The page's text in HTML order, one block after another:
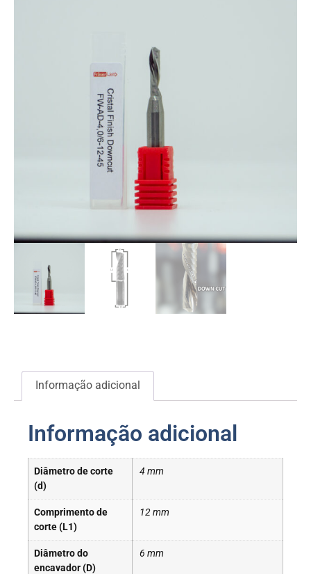
Informação adicional
Informação adicional
Diâmetro de corte
(d)
4 mm
Comprimento de
corte (L1)
12 mm
Diâmetro do
encavador (D)
6 mm